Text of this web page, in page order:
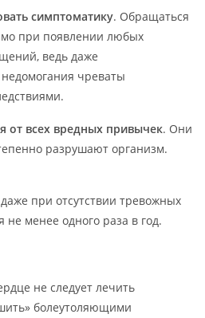
симптоматику. Обращаться
при появлении любых
ведь даже
чреваты
от всех вредных привычек. Они
разрушают организм.
при отсутствии тревожных
не менее одного раза в год.
не следует лечить
болеутоляющими